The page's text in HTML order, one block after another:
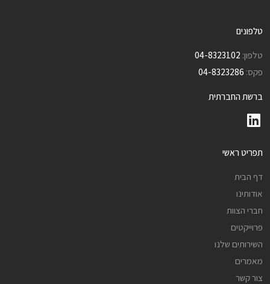
טלפונים
טלפון: 04-8323102
פקס: 04-8323286
ברשת החברתית
תפריט ראשי
דף הבית
אודותינו
חברי הצוות
פרוייקטים
השירותים שלנו
מאמרים
צור קשר